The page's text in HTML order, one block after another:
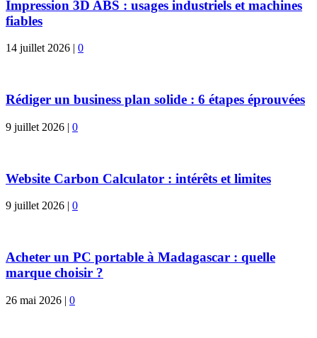
Impression 3D ABS : usages industriels et machines
fiables
14 juillet 2026 | 0
Rédiger un business plan solide : 6 étapes éprouvées
9 juillet 2026 | 0
Website Carbon Calculator : intérêts et limites
9 juillet 2026 | 0
Acheter un PC portable à Madagascar : quelle
marque choisir ?
26 mai 2026 | 0